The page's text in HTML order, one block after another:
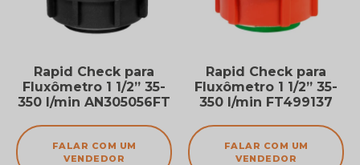
Rapid Check para
Fluxômetro 1 1/2” 35-
350 l/min AN305056FT
FALAR COM UM
VENDEDOR
Rapid Check para
Fluxômetro 1 1/2” 35-
350 l/min FT499137
FALAR COM UM
VENDEDOR